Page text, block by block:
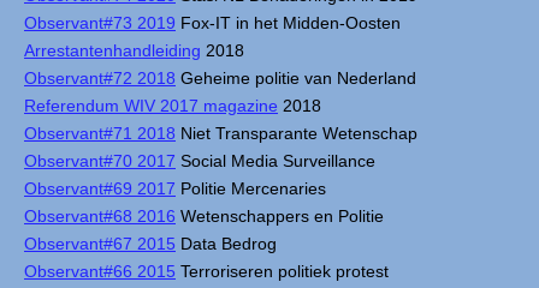
Observant#73 2019 Fox-IT in het Midden-Oosten
Arrestantenhandleiding 2018
Observant#72 2018 Geheime politie van Nederland
Referendum WIV 2017 magazine 2018
Observant#71 2018 Niet Transparante Wetenschap
Observant#70 2017 Social Media Surveillance
Observant#69 2017 Politie Mercenaries
Observant#68 2016 Wetenschappers en Politie
Observant#67 2015 Data Bedrog
Observant#66 2015 Terroriseren politiek protest